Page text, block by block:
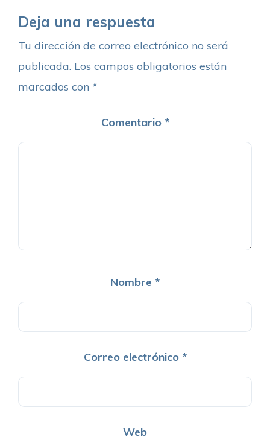
Deja una respuesta
Tu dirección de correo electrónico no será
publicada. Los campos obligatorios están
marcados con *
Comentario *
Nombre *
Correo electrónico *
Web